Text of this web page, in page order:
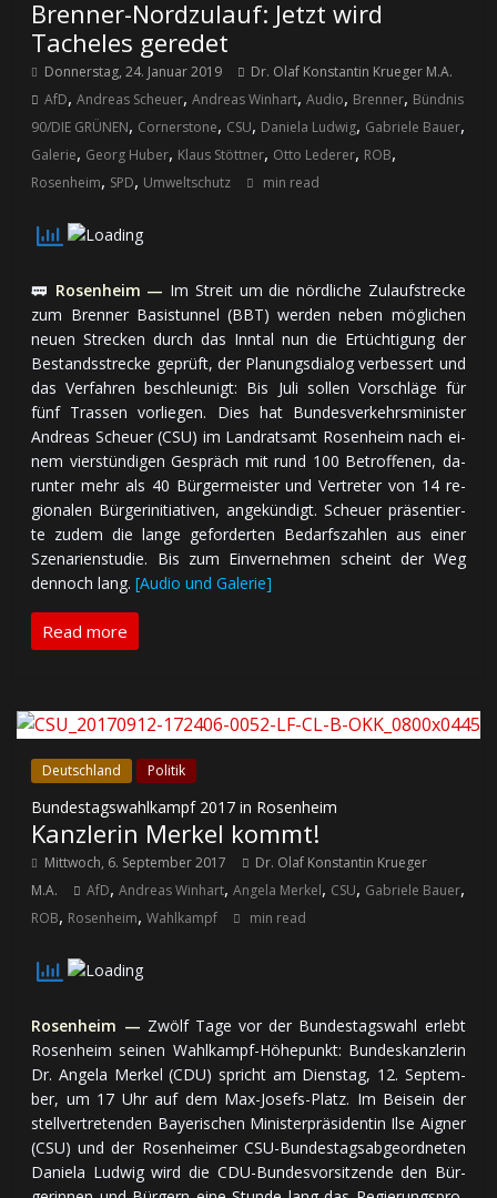
Brenner-Nordzulauf: Jetzt wird
Tacheles geredet
Donnerstag, 24. Januar 2019
Dr. Olaf Konstantin Krueger M.A.
AfD,Andreas Scheuer,Andreas Winhart,Audio, Brenner, Bündnis
90/DIE GRÜNEN, Cornerstone, CSU, Daniela Ludwig, Gabriele Bauer,
Galerie, Georg Huber, Klaus Stöttner, Otto Lederer, ROB,
Rosenheim, SPD, Umweltschutz min read
🚃 Rosenheim — Im Streit um die nörd­li­che Zu­lauf­stre­cke
zum Brenner Ba­sis­tun­nel (BBT) wer­den ne­ben mög­li­chen
neuen Stre­cken durch das Inn­tal nun die Er­tüch­ti­gung der
Be­stands­stre­cke ge­prüft, der Pla­nungs­dia­log ver­bes­sert und
das Ver­fah­ren be­schleu­nigt: Bis Ju­li sol­len Vor­schlä­ge für
fünf Tras­sen vor­lie­gen. Dies hat Bun­des­ver­kehrs­mi­nis­ter
An­dre­as Scheuer (CSU) im Land­rats­amt Ro­sen­heim nach ei­
nem vier­stün­di­gen Ge­spräch mit rund 100 Be­trof­fe­nen, da­
run­ter mehr als 40 Bür­ger­meis­ter und Ver­tre­ter von 14 re­
gio­na­len Bür­ger­ini­tia­ti­ven, an­ge­kün­digt. Scheuer prä­sen­tier­
te zu­dem die lan­ge ge­for­der­ten Be­darfs­zah­len aus ei­ner
Sze­na­rien­stu­die. Bis zum Ein­ver­neh­men scheint der Weg
den­noch lang.[Audio und Galerie]
Read more
Deutschland Politik
Bundestagswahlkampf 2017 in Rosenheim
Kanzlerin Merkel kommt!
Mittwoch, 6. September 2017
Dr. Olaf Konstantin Krueger
M.A.
AfD,Andreas Winhart,Angela Merkel, CSU, Gabriele Bauer,
ROB, Rosenheim,Wahlkampf min read
Rosenheim — Zwölf Ta­ge vor der Bun­des­tags­wahl er­lebt
Ro­sen­heim sei­nen Wahl­kampf-Hö­he­punkt: Bun­des­kanz­le­rin
Dr. Angela Merkel (CDU) spricht am Diens­tag, 12. Sep­tem­
ber, um 17 Uhr auf dem Max-Jo­sefs-Platz. Im Bei­sein der
stell­ver­tre­ten­den Baye­ri­schen Mi­nis­ter­prä­si­den­tin Ilse Aigner
(CSU) und der Ro­sen­hei­mer CSU-Bun­des­tags­ab­ge­ord­ne­ten
Daniela Ludwig wird die CDU-Bun­des­vor­sit­zen­de den Bür­